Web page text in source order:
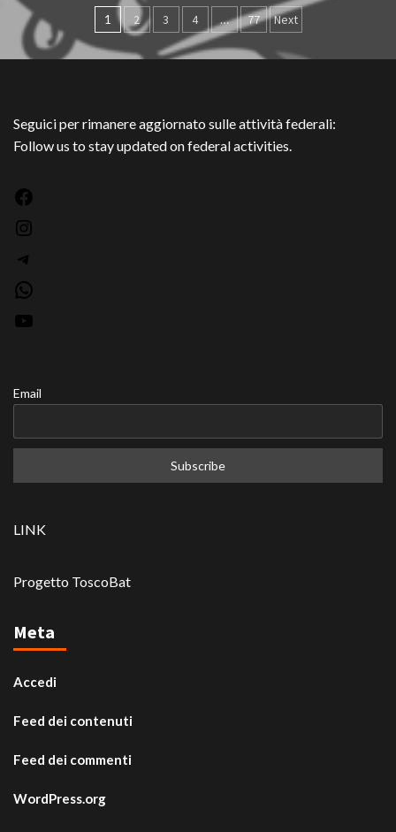
Paginazione
degli
1 2 3 4 … 77 Next
Seguici per rimanere aggiornato sulle attività federali:
Follow us to stay updated on federal activities.
Email
LINK
Progetto ToscoBat
Meta
Accedi
Feed dei contenuti
Feed dei commenti
WordPress.org